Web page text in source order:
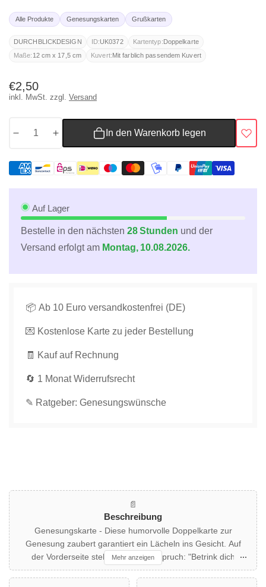
Alle Produkte Genesungskarten Grußkarten
DURCHBLICKDESIGN ID:UK0372 Kartentyp:Doppelkarte
Maße: 12 cm x 17,5 cm Kuvert:Mit farblich passendem Kuvert
Normaler
Preis
€2,50
inkl. MwSt. zzgl. Versand
Menge
Genesungskarte
Humorvolle
Wünsche
mit
Design,
&amp;
verringern
Menge
Genesungskarte
-
Humorvolle
Wünsche
mit
Design,
&amp;
erhöhen
In den Warenkorb legen
Auf Lager
Bestelle in den nächsten 28 Stunden und der
Versand erfolgt am Montag, 10.08.2026.
📦 Ab 10 Euro versandkostenfrei (DE)
💌 Kostenlose Karte zu jeder Bestellung
🧾 Kauf auf Rechnung
🔄 1 Monat Widerrufsrecht
✎ Ratgeber: Genesungswünsche
📄
Beschreibung
Genesungskarte - Diese humorvolle Doppelkarte zur
Genesung zaubert garantiert ein Lächeln ins Gesicht. Auf
der Vorderseite steht ein witziger Spruch: "Betrink dich
einfach mit Tee, bis du 2,5 Promille hast!" Ein Teebeutel und
eine zarte Blume schmücken das Design auf einem
Mehr anzeigen